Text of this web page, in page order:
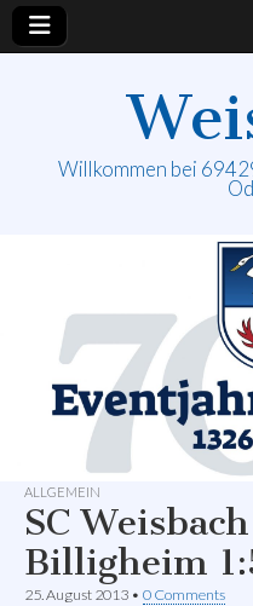
Willkommen bei
ALLGEMEIN
SC
Billigheim
25. August 2013 • 0 Comments